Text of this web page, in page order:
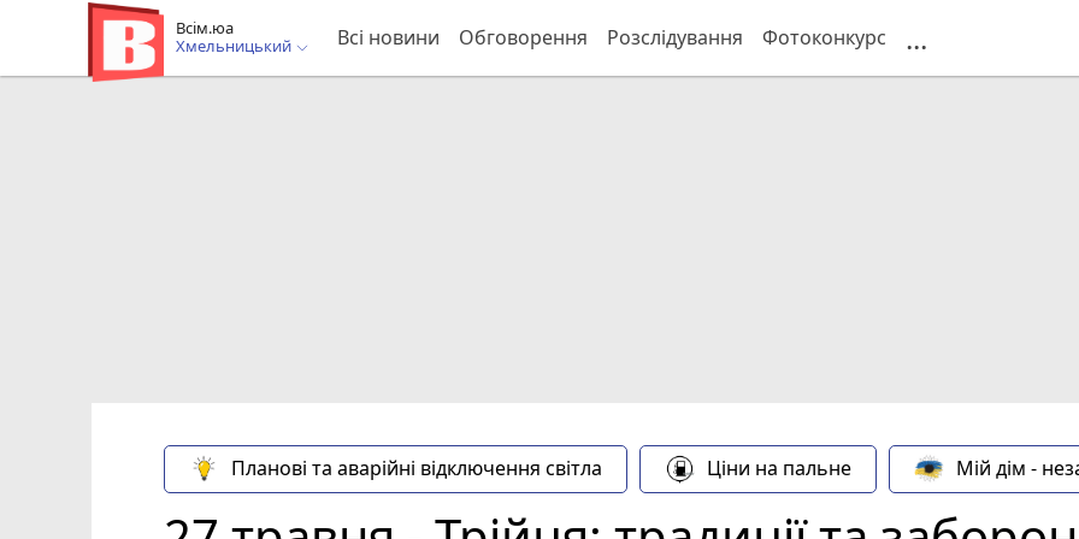
Всім.юа
Хмельницький
Всі новини Обговорення Розслідування Фотоконкурс ...
Планові та аварійні відключення світла Ціни на пальне Мій дім -